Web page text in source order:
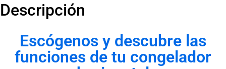
Descripción
Escógenos y descubre las
funciones de tu congelador